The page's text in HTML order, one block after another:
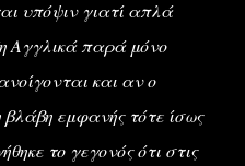
υπόψιν γιατί απλά
Αγγλικά παρά μόνο
και αν ο
βλάβη εμφανής τότε ίσως
το γεγονός ότι στις